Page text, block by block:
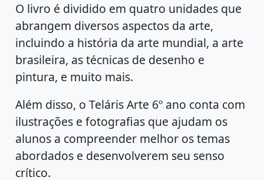
O livro é dividido em quatro unidades que
abrangem diversos aspectos da arte,
incluindo a história da arte mundial, a arte
brasileira, as técnicas de desenho e
pintura, e muito mais.
Além disso, o Teláris Arte 6º ano conta com
ilustrações e fotografias que ajudam os
alunos a compreender melhor os temas
abordados e desenvolverem seu senso
crítico.